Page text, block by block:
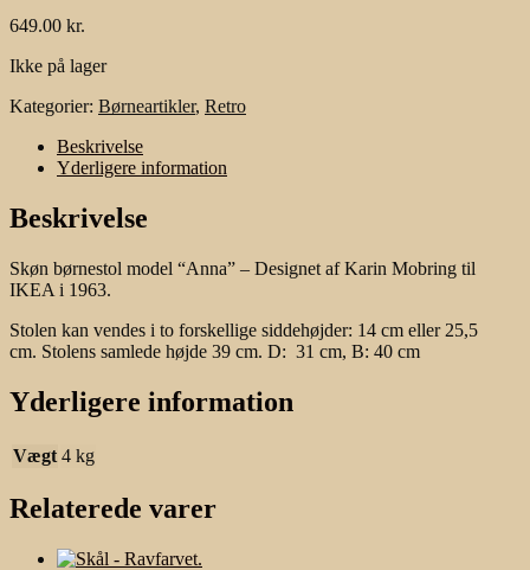
649.00 kr.
Ikke på lager
Kategorier: Børneartikler, Retro
Beskrivelse
Yderligere information
Beskrivelse
Skøn børnestol model “Anna” – Designet af Karin Mobring til
IKEA i 1963.
Stolen kan vendes i to forskellige siddehøjder: 14 cm eller 25,5
cm. Stolens samlede højde 39 cm. D: 31 cm, B: 40 cm
Yderligere information
Vægt 4 kg
Relaterede varer